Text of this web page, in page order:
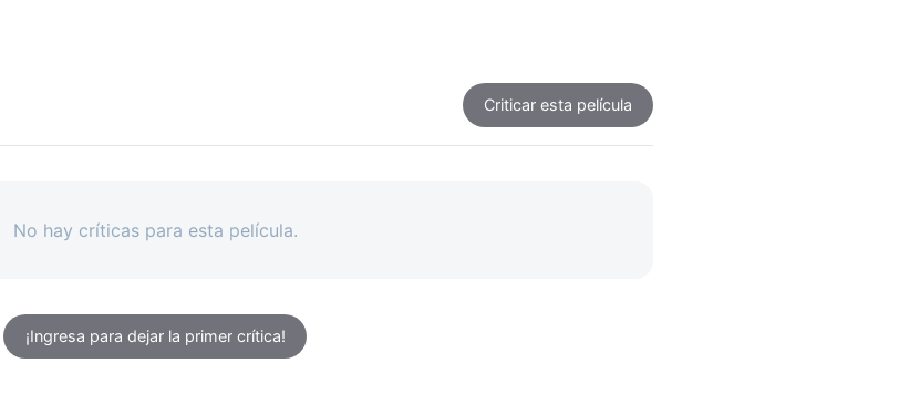
Criticar esta película
No hay críticas para esta película.
¡Ingresa para dejar la primer crítica!